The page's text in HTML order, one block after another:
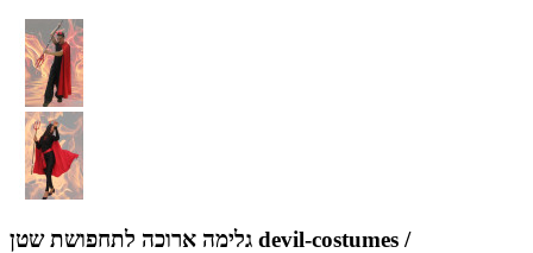
גלימה ארוכה לתחפושת שטן devil-costumes /